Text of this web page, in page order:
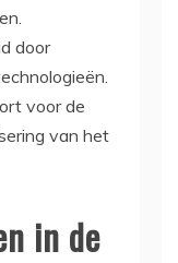
door
voor de
van het
in de